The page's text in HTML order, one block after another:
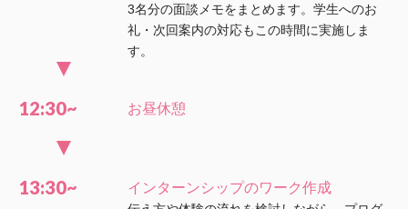
3名分の面談メモをまとめます。学生へのお
礼・次回案内の対応もこの時間に実施しま
す。
12:30~ お昼休憩
13:30~ インターンシップのワーク作成